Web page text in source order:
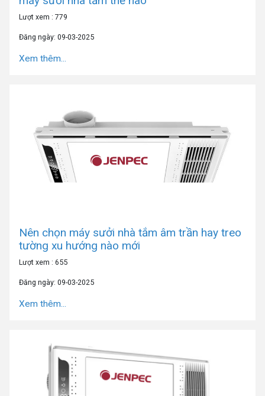
Lượt xem : 779
Đăng ngày: 09-03-2025
Xem thêm...
Nên chọn máy sưởi nhà tắm âm trần hay treo
tường xu hướng nào mới
Lượt xem : 655
Đăng ngày: 09-03-2025
Xem thêm...